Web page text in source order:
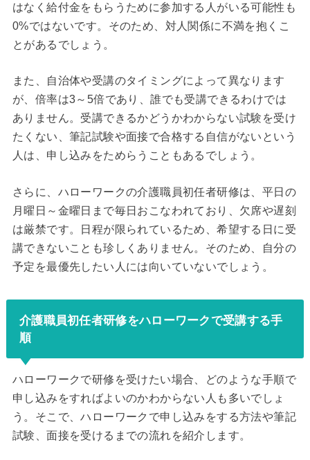
はなく給付金をもらうために参加する人がいる可能性も
0%ではないです。そのため、対人関係に不満を抱くこ
とがあるでしょう。
また、自治体や受講のタイミングによって異なります
が、倍率は3～5倍であり、誰でも受講できるわけでは
ありません。受講できるかどうかわからない試験を受け
たくない、筆記試験や面接で合格する自信がないという
人は、申し込みをためらうこともあるでしょう。
さらに、ハローワークの介護職員初任者研修は、平日の
月曜日～金曜日まで毎日おこなわれており、欠席や遅刻
は厳禁です。日程が限られているため、希望する日に受
講できないことも珍しくありません。そのため、自分の
予定を最優先したい人には向いていないでしょう。
介護職員初任者研修をハローワークで受講する手
順
ハローワークで研修を受けたい場合、どのような手順で
申し込みをすればよいのかわからない人も多いでしょ
う。そこで、ハローワークで申し込みをする方法や筆記
試験、面接を受けるまでの流れを紹介します。